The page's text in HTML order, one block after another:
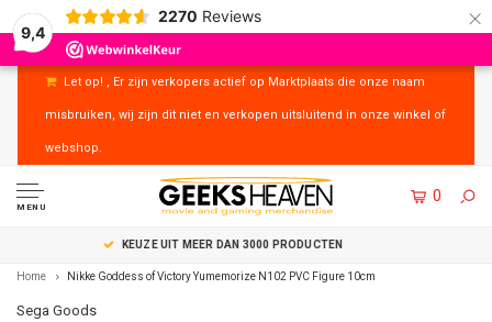
9,4
2270 Reviews ×
Let op! , Er zijn verkopers actief op Marktplaats die onze naam
misbruiken, wij zijn dit niet en verkopen uitsluitend in onze winkel of
webshop.
MENU
0
UITSTEKENDE KLANTENSERVICE
Home Nikke Goddess of Victory Yumemorize N102 PVC Figure 10cm
Sega Goods